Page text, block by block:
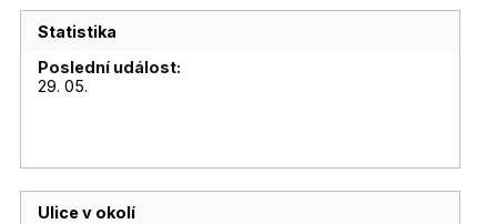
Statistika
Poslední událost:
29. 05.
Ulice v okolí